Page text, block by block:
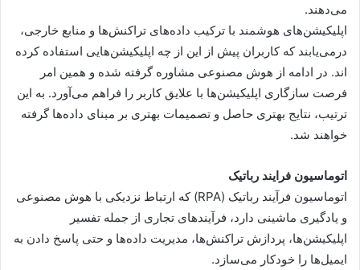
می‌دهند.
اپلیکیشن‌های هوشمند با ترکیب داده‌های تراکنش‌ها و منابع خارجی،
درمی‌یابند که کاربران پیش از این از چه اپلیکیشن‌هایی استفاده کرده
اند. در ادامه از هوش مصنوعی مشاوره گرفته شده و همین امر
فرصت سازگاری اپلیکیشن‌ها با علایق کاربر را فراهم می‌آورد. به این
ترتیب، نتایج بهتری حاصل و تصمیمات بهتری بر مبنای داده‌ها گرفته
خواهند شد.
اتوماسیون فرایند رباتیک
اتوماسیون فرآیند رباتیک (RPA) که ارتباط نزدیکی با هوش مصنوعی
و یادگیری ماشینی دارد، فرآیند‌های تجاری از جمله تفسیر
اپلیکیشن‌ها، پردازش تراکنش‌ها، مدیریت داده‌ها و حتی پاسخ دادن به
ایمیل‌ها را خودکار می‌سازد.